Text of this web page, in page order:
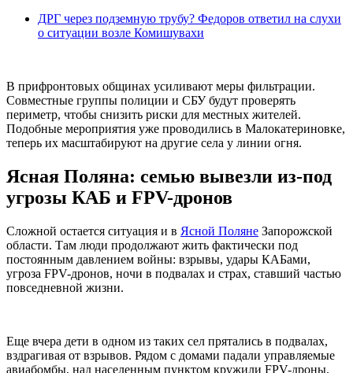
ДРГ через подземную трубу? Федоров ответил на слухи
о ситуации возле Комишувахи
В прифронтовых общинах усиливают меры фильтрации.
Совместные группы полиции и СБУ будут проверять
периметр, чтобы снизить риски для местных жителей.
Подобные мероприятия уже проводились в Малокатериновке,
теперь их масштабируют на другие села у линии огня.
Ясная Поляна: семью вывезли из-под
угрозы КАБ и FPV-дронов
Сложной остается ситуация и в Ясной Поляне Запорожской
области. Там люди продолжают жить фактически под
постоянным давлением войны: взрывы, удары КАБами,
угроза FPV-дронов, ночи в подвалах и страх, ставший частью
повседневной жизни.
Еще вчера дети в одном из таких сел прятались в подвалах,
вздрагивая от взрывов. Рядом с домами падали управляемые
авиабомбы, над населенным пунктом кружили FPV-дроны.